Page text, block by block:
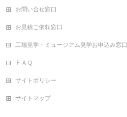
お問い合せ窓口
お見積ご依頼窓口
工場見学・ミュージアム見学お申込み窓口
ＦＡＱ
サイトポリシー
サイトマップ